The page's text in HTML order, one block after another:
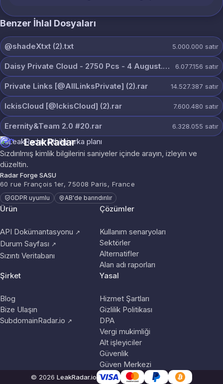
Benzer İhlal Dosyaları
@shadeXtxt (2).txt 5.000.000 satır
Daisy Private Cloud - 2750 Pcs - 4 August.zip 6.077.156 satır
Private Links [@AllLinksPrivate] (2).rar 14.527.387 satır
IckisCloud [@IckisCloud] (2).rar 7.600.480 satır
Erernity&Team 2.0 #20.rar 6.328.055 satır
LeakRadar
Sızdırılmış kimlik bilgilerini saniyeler içinde arayın, izleyin ve
düzeltin.
Radar Forge SASU
60 rue François 1er, 75008 Paris, France
GDPR uyumlu AB'de barındırılır
Ürün
API Dokümantasyonu ↗
Durum Sayfası ↗
Sızıntı Veritabanı
Çözümler
Kullanım senaryoları
Sektörler
Alternatifler
Alan adı raporları
Şirket
Blog
Bize Ulaşın
SubdomainRadar.io ↗
Yasal
Hizmet Şartları
Gizlilik Politikası
DPA
Vergi mukimliği
Alt işleyiciler
Güvenlik
Güven Merkezi
© 2026 LeakRadar.io